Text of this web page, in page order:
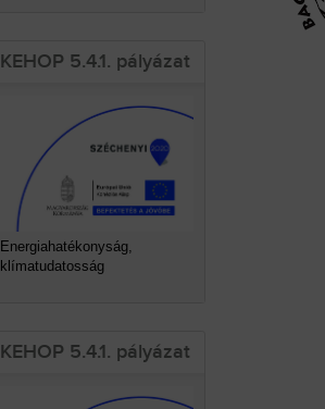
KEHOP 5.4.1. pályázat
Energiahatékonyság,
klímatudatosság
KEHOP 5.4.1. pályázat